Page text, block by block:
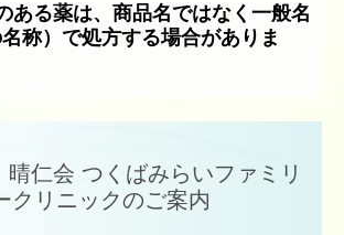
ある薬は、商品名ではなく一般名
名称）で処方する場合がありま
仁会 つくばみらいファミリ
クリニックのご案内